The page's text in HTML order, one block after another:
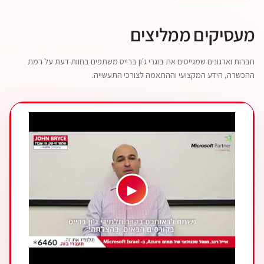
מעסיקים ממליצים
חברות וארגונים שמגייסים את בוגרי ג'ון ברייס משתפים בחוות דעת על רמת
ההכשרה, הידע המקצועי וההתאמה לצורכי התעשייה.
▶